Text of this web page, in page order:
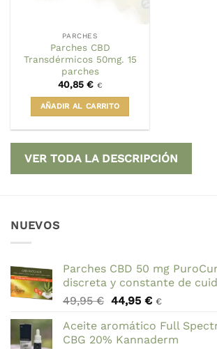
PARCHES
Parches CBD
Transdérmicos 50mg. 15
parches
40,85 € €
AÑADIR AL CARRITO
VER TODA LA DESCRIPCIÓN
NUEVOS
Parches CBD 50 mg
discreta y constante de
49,95€ El
original
era:
44,95 €El
actual
es:
€
Aceite aromático Full
CBG 20% Kannaderm